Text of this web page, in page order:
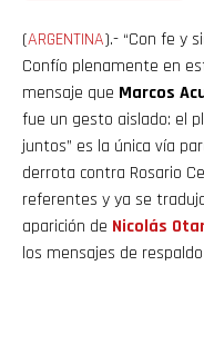
(ARGENTINA).- “Con fe y
Confío plenamente en
mensaje que Marcos
fue un gesto aislado: el
juntos” es la única vía
derrota contra Rosario
referentes y ya se
aparición de Nicolás
los mensajes de